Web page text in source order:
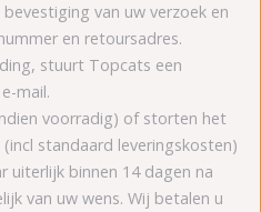
van uw verzoek en
en retoursadres.
stuurt Topcats een
mail.
voorradig) of storten het
standaard leveringskosten)
uiterlijk binnen 14 dagen na
van uw wens. Wij betalen u